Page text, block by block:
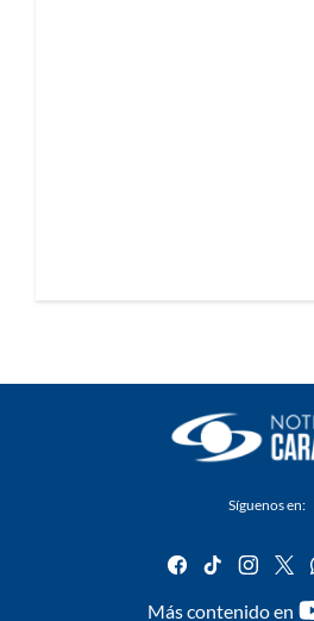
Síguenos en:
facebook
tiktok
Más contenido en